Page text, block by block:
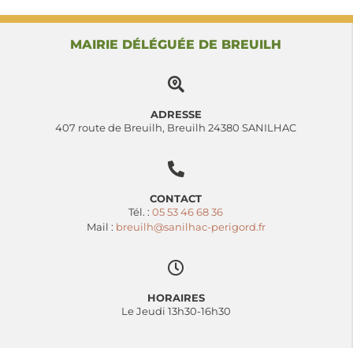
MAIRIE DÉLÉGUÉE DE BREUILH
ADRESSE
407 route de Breuilh, Breuilh 24380 SANILHAC
CONTACT
Tél. : 05 53 46 68 36
Mail : breuilh@sanilhac-perigord.fr
HORAIRES
Le Jeudi 13h30-16h30